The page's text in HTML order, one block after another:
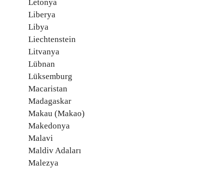
Letonya
Liberya
Libya
Liechtenstein
Litvanya
Lübnan
Lüksemburg
Macaristan
Madagaskar
Makau (Makao)
Makedonya
Malavi
Maldiv Adaları
Malezya